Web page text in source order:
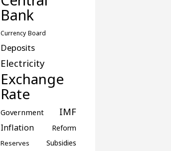
Bank
Currency Board
Deposits
Electricity
Exchange
Rate
Government IMF
Inflation Reform
Reserves Subsidies